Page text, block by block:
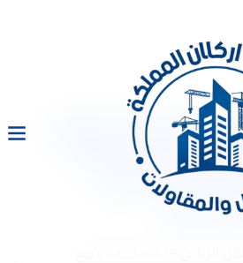
شمال الرياض
0533334179 مع افضل مواد
مع خصم